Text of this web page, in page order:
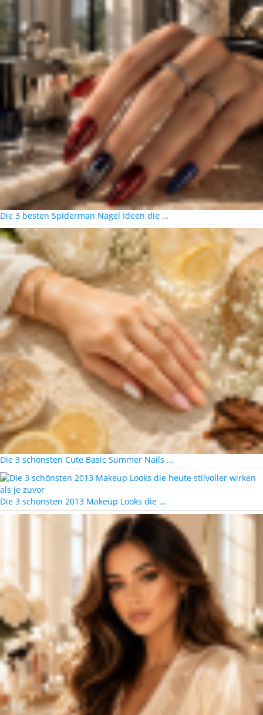
Die 3 besten Spiderman Nägel Ideen die …
Die 3 schönsten Cute Basic Summer Nails …
Die 3 schönsten 2013 Makeup Looks die …